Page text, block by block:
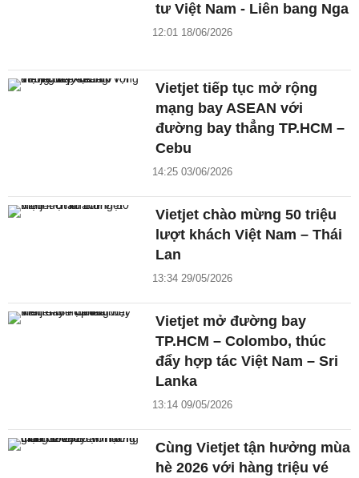
tư Việt Nam - Liên bang Nga
12:01 18/06/2026
Vietjet tiếp tục mở rộng
mạng bay ASEAN với
đường bay thẳng TP.HCM –
Cebu
14:25 03/06/2026
Vietjet chào mừng 50 triệu
lượt khách Việt Nam – Thái
Lan
13:34 29/05/2026
Vietjet mở đường bay
TP.HCM – Colombo, thúc
đẩy hợp tác Việt Nam – Sri
Lanka
13:14 09/05/2026
Cùng Vietjet tận hưởng mùa
hè 2026 với hàng triệu vé